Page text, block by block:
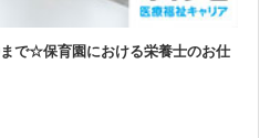
まで☆保育園における栄養士のお仕